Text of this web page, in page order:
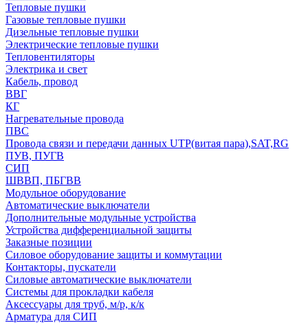
Тепловые пушки
Газовые тепловые пушки
Дизельные тепловые пушки
Электрические тепловые пушки
Тепловентиляторы
Электрика и свет
Кабель, провод
ВВГ
КГ
Нагревательные провода
ПВС
Провода связи и передачи данных UTP(витая пара),SAT,RG
ПУВ, ПУГВ
СИП
ШВВП, ПБГВВ
Модульное оборудование
Автоматические выключатели
Дополнительные модульные устройства
Устройства дифференциальной защиты
Заказные позиции
Силовое оборудование защиты и коммутации
Контакторы, пускатели
Силовые автоматические выключатели
Системы для прокладки кабеля
Аксессуары для труб, м/р, к/к
Арматура для СИП